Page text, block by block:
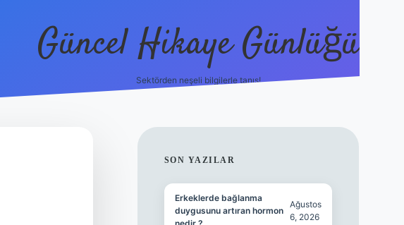
Güncel Hikaye Günlüğü
Sektörden neşeli bilgilerle tanış!
SIDEBAR
SON YAZILAR
Erkeklerde bağlanma
duygusunu artıran hormon
Ağustos
6, 2026
https://